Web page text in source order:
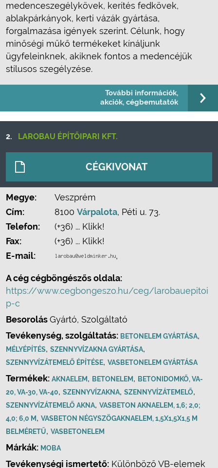
medenceszegélykövek, kerítés fedkövek,
ablakpárkányok, kerti vázák gyártása,
forgalmazása igények szerint. Célunk, hogy
minőségi műkő termékeket kínáljunk
ügyfeleinknek, akiknek fontos a medencéjük
stílusos szegélyzése.
További információk,
akciók, cégbemutatók
2. LAROBAU ÉPÍTŐIPARI KFT.
CÉGKIVONAT
Megye:
Veszprém
Cím:
8100 Várpalota, Péti u. 73.
Telefon:
(+36) ... Klikk!
Fax:
(+36) ... Klikk!
E-mail:
,
A cég cégböngészős oldala:
https://www.cegbongeszo.hu/ceg/larobauepitoi
p-c
BesorolásGyártó, Szolgáltató
Tevékenység, szolgáltatás: BETONELEM GYÁRTÁSA,
MÉLYÉPÍTÉS, SZENNYVÍZAKNA GYÁRTÁSA,
SZENNYVÍZÁTEMELŐ ÉPÍTÉSE, VASBETONELEM GYÁRTÁSA
Termékek: AKNAELEM, BETONELEM, BETONIDOMKŐ, VA-
20, VA-30, VA-40, SZENNYVÍZAKNA, SZENNYVÍZÁTEMELŐ,
SZENNYVÍZÁTEMELŐ AKNA, VASBETON AKNAELEM, 1,6; 2,0;
4,0; 6,0 M, VASBETON NÉGYSZÖGAKNAELEM, 1,5X1,5X1,5 M
BELMÉRETŰ, VASBETONELEM
Márkák: MOBA
Tevékenységi ismertető: Különböző VB-elemek